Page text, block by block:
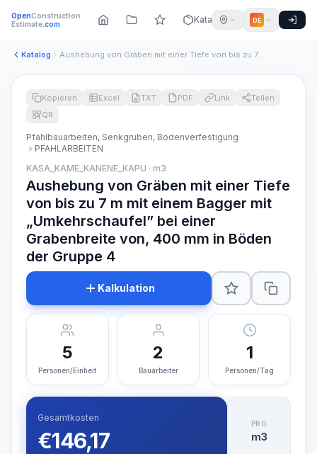
OpenConstruction
Estimate.com Katalog DE
Katalog Aushebung von Gräben mit einer Tiefe von bis zu 7 m mit eine...
Kopieren Excel TXT PDF Link
Teilen
QR
Pfahlbauarbeiten, Senkgruben, Bodenverfestigung
PFAHLARBEITEN
KASA_KAME_KANENE_KAPU · m3
Aushebung von Gräben mit einer Tiefe
von bis zu 7 m mit einem Bagger mit
„Umkehrschaufel” bei einer
Grabenbreite von, 400 mm in Böden
der Gruppe 4
Kalkulation
5
Personen/Einheit
2
Bauarbeiter
1
Personen/Tag
Gesamtkosten
€146,17
PRO
m3